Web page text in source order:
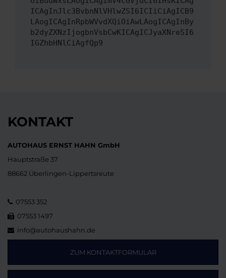
ICAgInJlc3BvbnNlVHlwZSI6ICIiCiAgICB9
LAogICAgInRpbWVvdXQiOiAwLAogICAgInBy
b2dyZXNzIjogbnVsbCwKICAgICJyaXNreSI6
IGZhbHNlCiAgfQp9
KONTAKT
AUTOHAUS ERNST HAHN GmbH
Hauptstraße 37
88662 Überlingen-Lippertsreute
07553 352
07553 1497
info@autohaushahn.de
ZUM KONTAKTFORMULAR